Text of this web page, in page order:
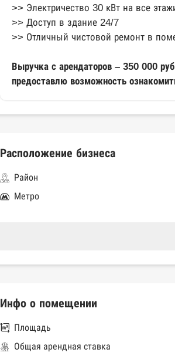
>> Электричество 30 кВт на все
>> Доступ в здание 24/7
>> Отличный чистовой ремонт в
Выручка с арендаторов – 350 000
предоставлю возможность
Расположение бизнеса
Район
Метро
Инфо о помещении
Площадь
Общая арендная ставка